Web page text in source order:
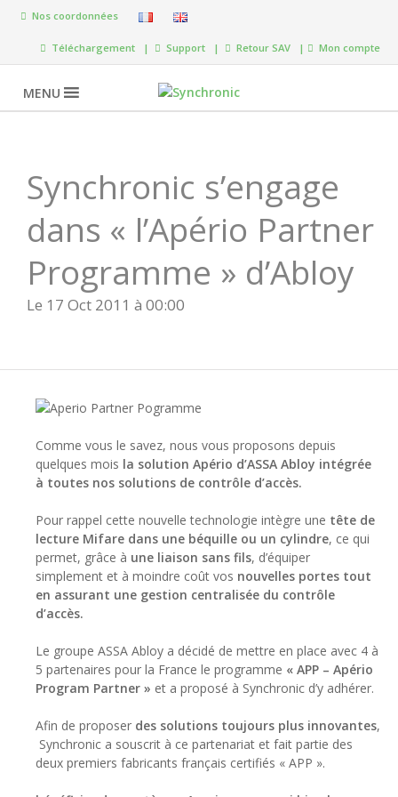
Nos coordonnées
Téléchargement | Support | Retour SAV | Mon compte
MENU
Synchronic s’engage
dans « l’Apério Partner
Programme » d’Abloy
Le 17 Oct 2011 à 00:00
Comme vous le savez, nous vous proposons depuis
quelques mois la solution Apério d’ASSA Abloy intégrée
à toutes nos solutions de contrôle d’accès.
Pour rappel cette nouvelle technologie intègre une tête de
lecture Mifare dans une béquille ou un cylindre, ce qui
permet, grâce à une liaison sans fils, d’équiper
simplement et à moindre coût vos nouvelles portes tout
en assurant une gestion centralisée du contrôle
d’accès.
Le groupe ASSA Abloy a décidé de mettre en place avec 4 à
5 partenaires pour la France le programme « APP – Apério
Program Partner » et a proposé à Synchronic d’y adhérer.
Afin de proposer des solutions toujours plus innovantes,
Synchronic a souscrit à ce partenariat et fait partie des
deux premiers fabricants français certifiés « APP ».